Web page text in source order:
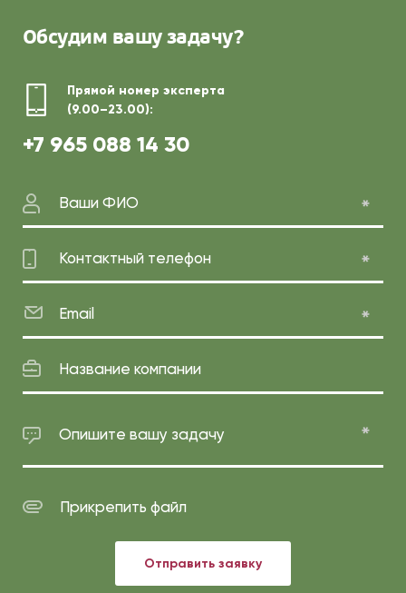
Обсудим вашу задачу?
Прямой номер эксперта
(9.00–23.00):
+7 965 088 14 30
Ваши ФИО
Контактный телефон
Email
Название компании
Опишите вашу задачу
Прикрепить файл
Отправить заявку